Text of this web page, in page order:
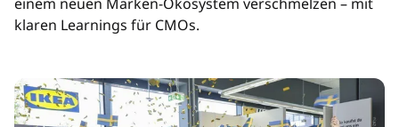
klaren Learnings für CMOs.